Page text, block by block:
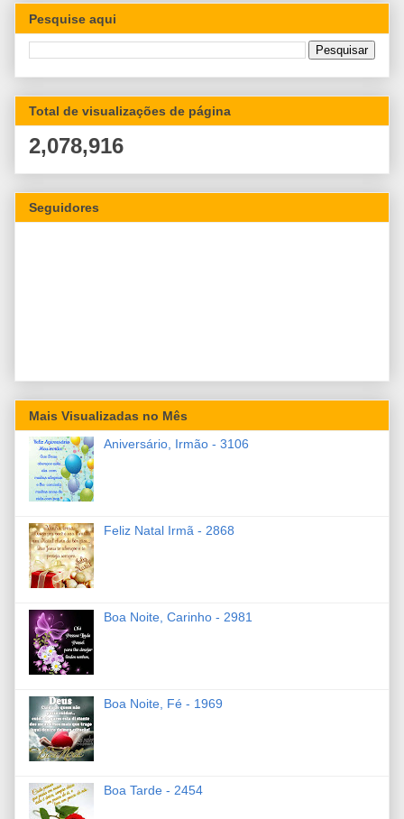
Pesquise aqui
Total de visualizações de página
2,078,916
Seguidores
Mais Visualizadas no Mês
Aniversário, Irmão - 3106
Feliz Natal Irmã - 2868
Boa Noite, Carinho - 2981
Boa Noite, Fé - 1969
Boa Tarde - 2454